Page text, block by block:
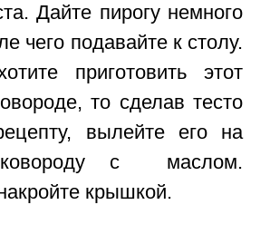
Дайте пирогу немного
чего подавайте к столу.
приготовить этот
то сделав тесто
вылейте его на
с маслом.
крышкой.